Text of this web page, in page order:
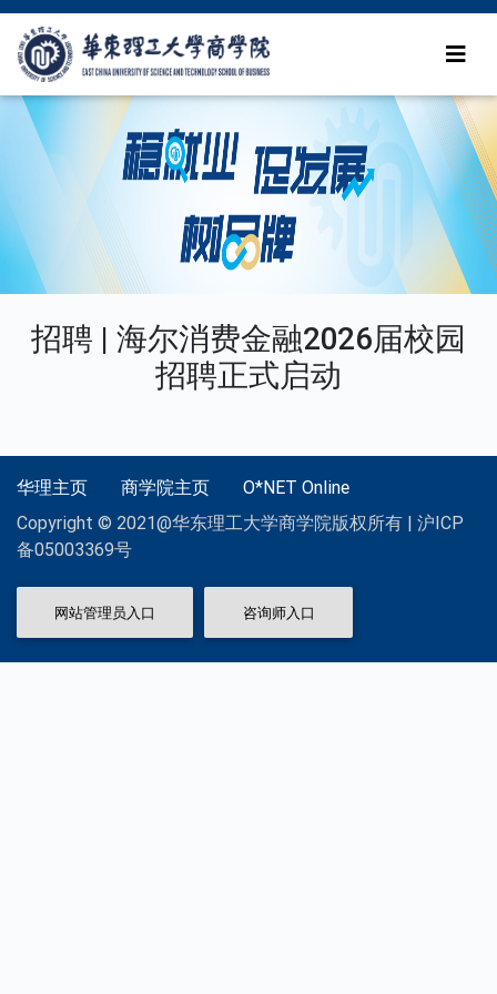
招聘 | 海尔消费金融2026届校园
招聘正式启动
华理主页 商学院主页
O*NET Online
Copyright © 2021@华东理工大学商学院版权所有 | 沪ICP
备05003369号
网站管理员入口 咨询师入口